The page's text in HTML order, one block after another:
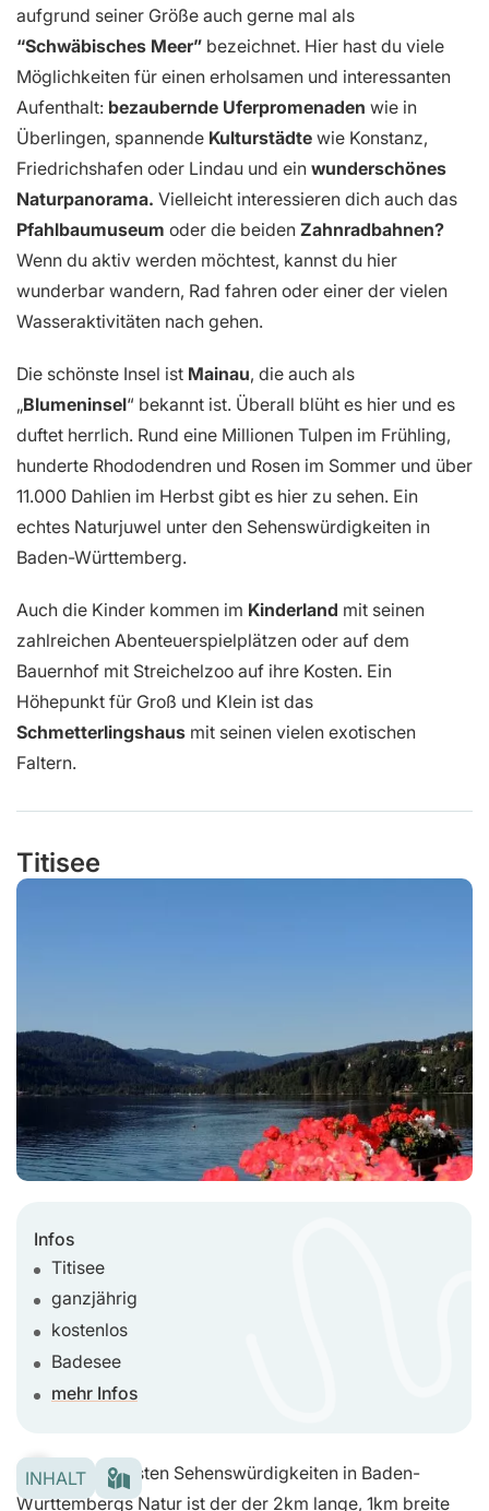
aufgrund seiner Größe auch gerne mal als
“Schwäbisches Meer” bezeichnet. Hier hast du viele
Möglichkeiten für einen erholsamen und interessanten
Aufenthalt: bezaubernde Uferpromenaden wie in
Überlingen, spannende Kulturstädte wie Konstanz,
Friedrichshafen oder Lindau und ein wunderschönes
Naturpanorama. Vielleicht interessieren dich auch das
Pfahlbaumuseum oder die beiden Zahnradbahnen?
Wenn du aktiv werden möchtest, kannst du hier
wunderbar wandern, Rad fahren oder einer der vielen
Wasseraktivitäten nach gehen.
Die schönste Insel ist Mainau, die auch als
„Blumeninsel“ bekannt ist. Überall blüht es hier und es
duftet herrlich. Rund eine Millionen Tulpen im Frühling,
hunderte Rhododendren und Rosen im Sommer und über
11.000 Dahlien im Herbst gibt es hier zu sehen. Ein
echtes Naturjuwel unter den Sehenswürdigkeiten in
Baden-Württemberg.
Auch die Kinder kommen im Kinderland mit seinen
zahlreichen Abenteuerspielplätzen oder auf dem
Bauernhof mit Streichelzoo auf ihre Kosten. Ein
Höhepunkt für Groß und Klein ist das
Schmetterlingshaus mit seinen vielen exotischen
Faltern.
Titisee
Infos
Titisee
ganzjährig
kostenlos
Badesee
mehr Infos
Eine der schönsten Sehenswürdigkeiten in Baden-
Württembergs Natur ist der der 2km lange, 1km breite
INHALT